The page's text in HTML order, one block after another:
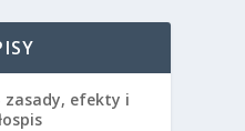
zasady, efekty i